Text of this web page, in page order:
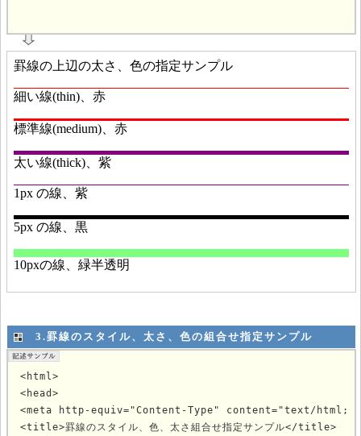
3.罫線のスタイル、太さ、色の組合せ指定サンプル
<html>
<head>
<meta http-equiv="Content-Type" content="text/html;
<title>罫線のスタイル、色、太さ組合せ指定サンプル</title>